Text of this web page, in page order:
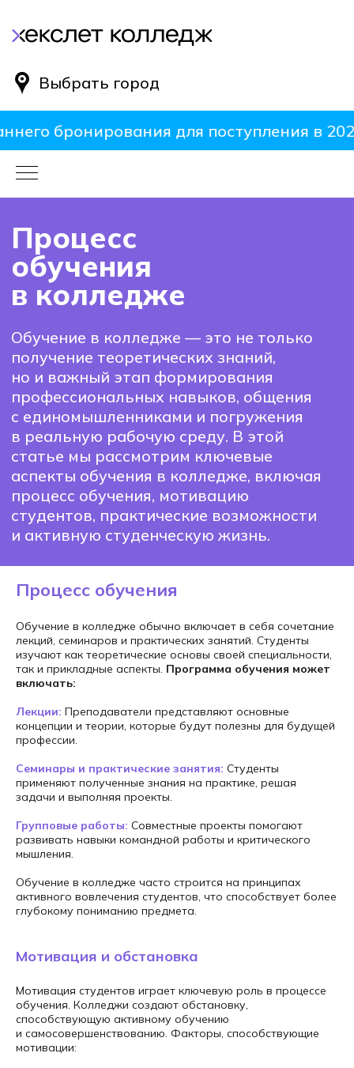
бронирования для поступления в 2025
Процесс
Обучение в колледже — это не только
получение теоретических знаний,
но и важный этап формирования
профессиональных навыков, общения
с единомышленниками и погружения
в реальную рабочую среду. В этой
аспекты обучения в колледже, включая
процесс обучения, мотивацию
студентов, практические возможности
и активную студенческую жизнь.
Процесс обучения
Обучение в колледже обычно включает в себя сочетание
лекций, семинаров и практических занятий. Студенты
изучают как теоретические основы своей специальности,
так и прикладные аспекты. Программа обучения может
включать:
Лекции: Преподаватели представляют основные
концепции и теории, которые будут полезны для будущей
профессии.
Семинары и практические занятия: Студенты
применяют полученные знания на практике, решая
задачи и выполняя проекты.
Групповые работы: Совместные проекты помогают
развивать навыки командной работы и критического
мышления.
Обучение в колледже часто строится на принципах
активного вовлечения студентов, что способствует более
глубокому пониманию предмета.
Мотивация и обстановка
Мотивация студентов играет ключевую роль в процессе
обучения. Колледжи создают обстановку,
способствующую активному обучению
и самосовершенствованию. Факторы, способствующие
мотивации: